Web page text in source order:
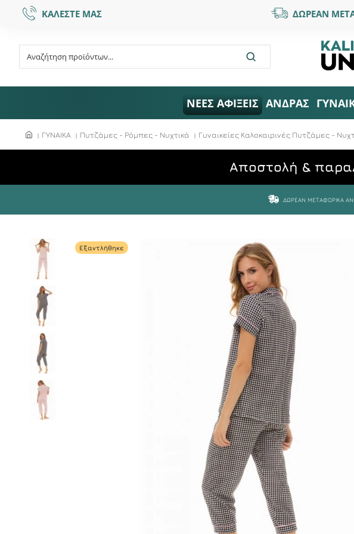
ΚΑΛΕΣΤΕ ΜΑΣ ΔΩΡΕΑΝ
ΝΕΕΣ ΑΦΙΞΕΙΣ ΑΝΔΡΑΣ
ΓΥΝΑΙΚΑ Πυτζάμες - Ρόμπες - Νυχτικά Γυναικείες Καλοκαιρινές Πυτζάμες -
Aποστολή &
ΔΩΡΕΆΝ ΜΕΤΑΦΟΡΙΚΆ
Εξαντλήθηκε